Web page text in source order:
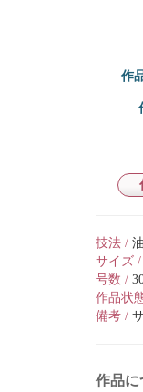
作
技法 /
サイズ /
号数 /
作品状
備考 /
作品に